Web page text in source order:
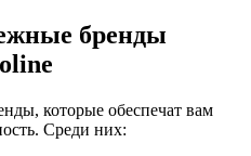
бренды
которые обеспечат вам
Среди них: